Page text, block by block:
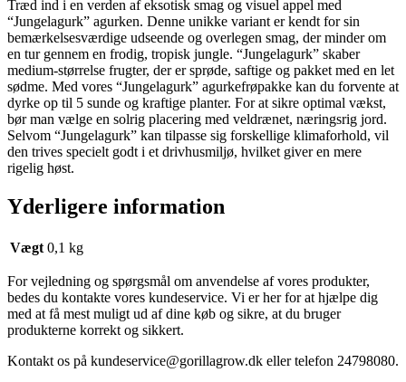
Træd ind i en verden af eksotisk smag og visuel appel med
“Jungelagurk” agurken. Denne unikke variant er kendt for sin
bemærkelsesværdige udseende og overlegen smag, der minder om
en tur gennem en frodig, tropisk jungle. “Jungelagurk” skaber
medium-størrelse frugter, der er sprøde, saftige og pakket med en let
sødme. Med vores “Jungelagurk” agurkefrøpakke kan du forvente at
dyrke op til 5 sunde og kraftige planter. For at sikre optimal vækst,
bør man vælge en solrig placering med veldrænet, næringsrig jord.
Selvom “Jungelagurk” kan tilpasse sig forskellige klimaforhold, vil
den trives specielt godt i et drivhusmiljø, hvilket giver en mere
rigelig høst.
Yderligere information
Vægt 0,1 kg
For vejledning og spørgsmål om anvendelse af vores produkter,
bedes du kontakte vores kundeservice. Vi er her for at hjælpe dig
med at få mest muligt ud af dine køb og sikre, at du bruger
produkterne korrekt og sikkert.
Kontakt os på kundeservice@gorillagrow.dk eller telefon 24798080.